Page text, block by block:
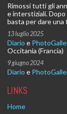
Rimossi tutti gli
e interstiziali.
basta per dare
13 luglio 2025
Diario e
Occitania (Francia)
9 giugno 2024
Diario e
LINKS
Home